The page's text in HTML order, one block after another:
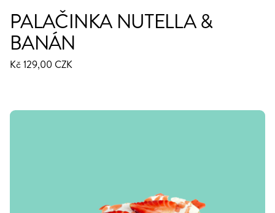
PALAČINKA NUTELLA &
BANÁN
Kč 129,00 CZK